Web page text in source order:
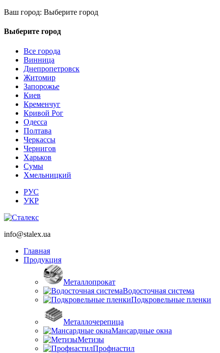
Ваш город: Выберите город
Выберите город
Все города
Винница
Днепропетровск
Житомир
Запорожье
Киев
Кременчуг
Кривой Рог
Одесса
Полтава
Черкассы
Чернигов
Харьков
Сумы
Хмельницкий
РУС
УКР
info@stalex.ua
Главная
Продукция
Металлопрокат
Водосточная система
Подкровельные пленки
Металлочерепица
Мансардные окна
Метизы
Профнастил